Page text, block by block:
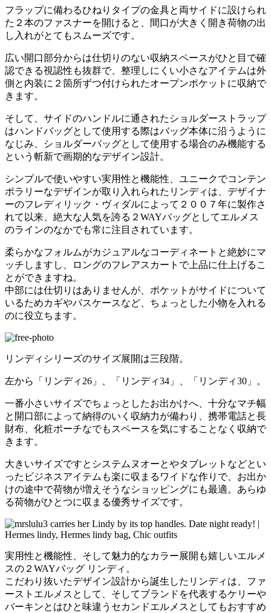
フラップに備わるひねりタイプの金具と両サイドに設けられ
た２本のファスナーを開けると、間口が大きく開き荷物の出
し入れがとてもスムーズです。
広い開口部分からは仕切りのない収納スペースがひと目で確
認できる視認性も抜群で、整理しにくい小さなアイテムは外
側と内装に２箇所ずつ付けられたオープンポケットに収納で
きます。
そして、サイドのハンドルに通されたショルダーストラップ
はハンドバッグとして使用する際はバッグ本体に沿うように
なじみ、ショルダーバッグとして使用する場合のみ機能する
という斬新で画期的なデザイン設計。
シンプルで使いやすい実用性と機能性、ユニークでコンテン
ポラリーなデザインが取り入れられたリンディは、デザイナ
ーのフレディリック・ヴィダルによって２００７年に製作さ
れて以来、絶大な人気を誇る２WAYバッグとしてエルメス
のラインのなかでも常に注目されています。
柔らかなフォルムがカジュアルなコーディネートと絶妙にマ
ッチしますし、ロングのフレアスカートで上品に仕上げるこ
とができますね。
中部には仕切りはありませんが、ポケットがサイドについて
いるためカギやパスケースなど、ちょっとした小物を入れる
のに役立ちます。
リンディシリーズのサイズ展開は三段階。
左から「リンディ26」、「リンディ34」、「リンディ30」。
一番小さいサイズでちょっとしたお出かけへ、十分なマチ幅
と開口部によって納得のいく収納力が備わり、携帯電話と長
財布、化粧ポーチなでもスペースを気にすることなく収納で
きます。
大きいサイズですとシステムヌオーとやタブレットなどとい
ったビジネスアイテムも楽に収まるワイドな作りで、お出か
けの途中で荷物が増えそうなショッピングにも最適。あらゆ
る荷物がひとつに収まる優秀サイズです。
実用性と機能性、そして魅力的なカラー展開も嬉しいエルメ
スの２WAYバッグ リンディ。
こだわり抜いたデザイン設計から誕生したリンディは、ファ
ーストエルメスとして、そしてブランドを代表するケリーや
バーキンとはひと味違うセカンドエルメスとしてもおすすめ